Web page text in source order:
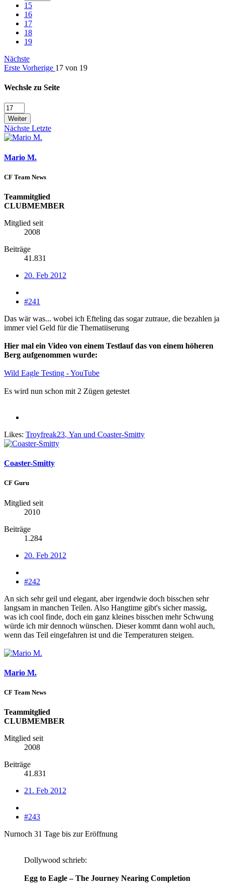
15
16
17
18
19
Nächste
Erste Vorherige 17 von 19
Wechsle zu Seite
Weiter
Nächste Letzte
Mario M.
CF Team News
Teammitglied
CLUBMEMBER
Mitglied seit
2008
Beiträge
41.831
20. Feb 2012
#241
Das wär was... wobei ich Efteling das sogar zutraue, die bezahlen ja
immer viel Geld für die Thematiiserung
Hier mal ein Video von einem Testlauf das von einem höheren
Berg aufgenommen wurde:
Wild Eagle Testing - YouTube
Es wird nun schon mit 2 Zügen getestet
Likes: Troyfreak23, Yan und Coaster-Smitty
Coaster-Smitty
CF Guru
Mitglied seit
2010
Beiträge
1.284
20. Feb 2012
#242
An sich sehr geil und elegant, aber irgendwie doch bisschen sehr
langsam in manchen Teilen. Also Hangtime gibt's sicher massig,
was ich cool finde, doch ein ganz kleines bisschen mehr Schwung
würde ich mir dennoch wünschen. Dieser kommt dann wohl auch,
wenn das Teil eingefahren ist und die Temperaturen steigen.
Mario M.
CF Team News
Teammitglied
CLUBMEMBER
Mitglied seit
2008
Beiträge
41.831
21. Feb 2012
#243
Nurnoch 31 Tage bis zur Eröffnung
Dollywood schrieb:
Egg to Eagle – The Journey Nearing Completion